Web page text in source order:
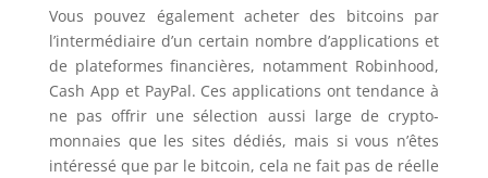
Vous pouvez également acheter des bitcoins par
l’intermédiaire d’un certain nombre d’applications et
de plateformes financières, notamment Robinhood,
Cash App et PayPal. Ces applications ont tendance à
ne pas offrir une sélection aussi large de crypto-
monnaies que les sites dédiés, mais si vous n’êtes
intéressé que par le bitcoin, cela ne fait pas de réelle